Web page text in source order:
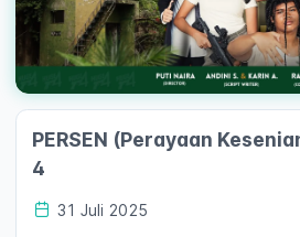
PERSEN (Perayaan
4
31 Juli 2025